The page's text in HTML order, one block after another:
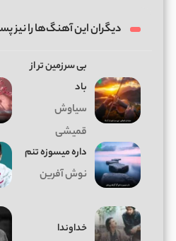
دیگران این آهنگ‌ها را نیز
بی سرزمین تر از
باد
سیاوش
قمیشی
داره میسوزه تنم
نوش آفرین
خداوندا